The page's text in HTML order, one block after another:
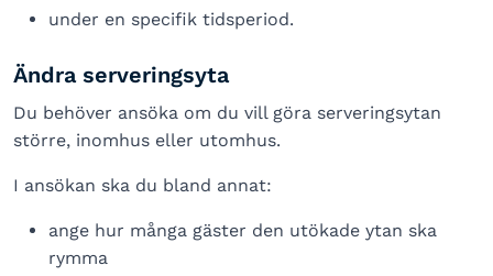
under en specifik tidsperiod.
Ändra serveringsyta
Du behöver ansöka om du vill göra serveringsytan
större, inomhus eller utomhus.
I ansökan ska du bland annat:
ange hur många gäster den utökade ytan ska
rymma